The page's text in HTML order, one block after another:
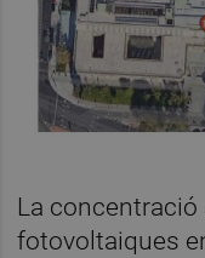
La concentració
fotovoltaiques